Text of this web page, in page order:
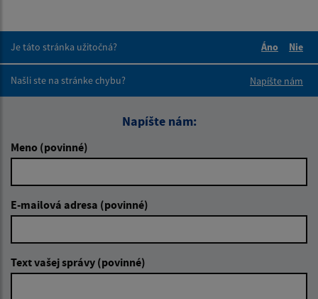
Je táto stránka užitočná?
Áno
Nie
Našli ste na stránke chybu?
Napíšte nám
Napíšte nám:
Meno (povinné)
E-mailová adresa (povinné)
Text vašej správy (povinné)